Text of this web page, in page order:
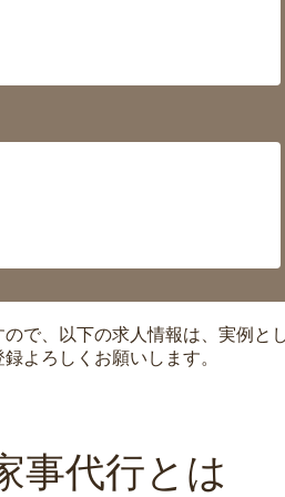
で、以下の求人情報は、実例と
よろしくお願いします。
事代行とは